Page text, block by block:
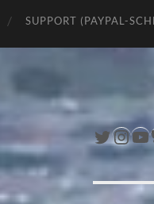
SUPPORT (PAYPAL-
Twitter